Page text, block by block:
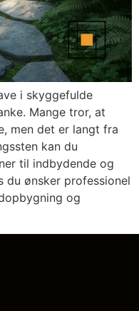
i skyggefulde
Mange tror, at
men det er langt fra
kan du
til indbydende og
du ønsker professionel
og